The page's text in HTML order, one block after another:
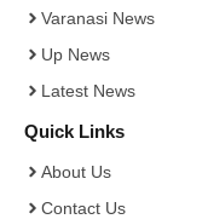
Varanasi News
Up News
Latest News
Quick Links
About Us
Contact Us